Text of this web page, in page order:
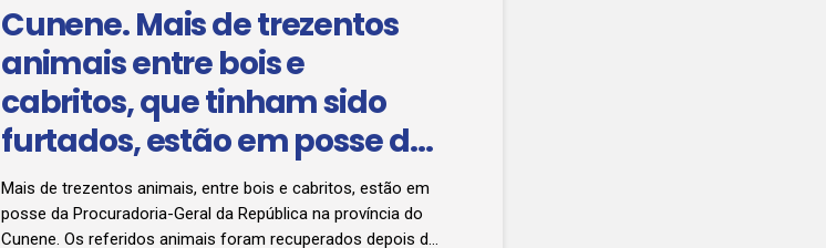
Cunene. Mais de trezentos
animais entre bois e
cabritos, que tinham sido
furtados, estão em posse da
PGR
Mais de trezentos animais, entre bois e cabritos, estão em
posse da Procuradoria-Geral da República na província do
Cunene. Os referidos animais foram recuperados depois de